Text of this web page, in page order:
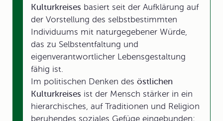
Kulturkreises basiert seit der Aufklärung auf
der Vorstellung des selbstbestimmten
Individuums mit naturgegebener Würde,
das zu Selbstentfaltung und
eigenverantwortlicher Lebensgestaltung
fähig ist.
Im politischen Denken des östlichen
Kulturkreises ist der Mensch stärker in ein
hierarchisches, auf Traditionen und Religion
beruhendes soziales Gefüge eingebunden;